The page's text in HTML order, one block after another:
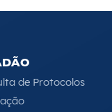
de Protocolos